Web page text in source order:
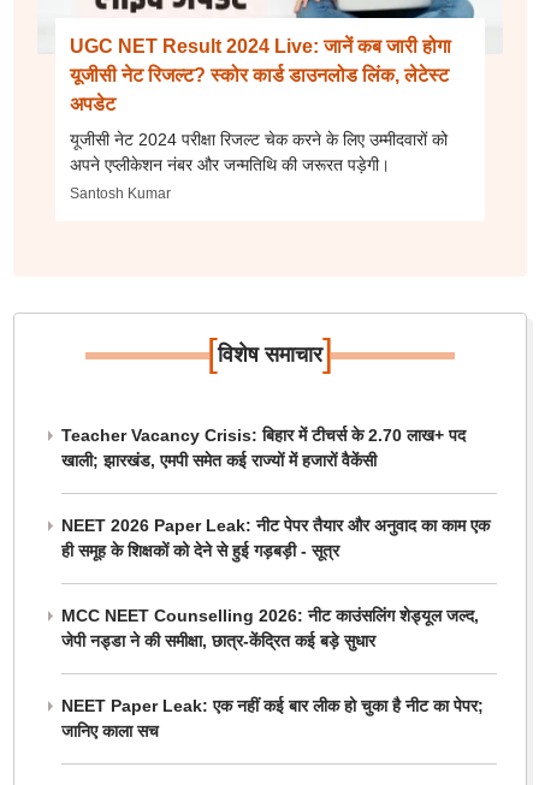
UGC NET Result 2024 Live: जानें कब जारी होगा
यूजीसी नेट रिजल्ट? स्कोर कार्ड डाउनलोड लिंक, लेटेस्ट
अपडेट
यूजीसी नेट 2024 परीक्षा रिजल्ट चेक करने के लिए उम्मीदवारों को
अपने एप्लीकेशन नंबर और जन्मतिथि की जरूरत पड़ेगी।
Santosh Kumar
[विशेष समाचार]
Teacher Vacancy Crisis: बिहार में टीचर्स के 2.70 लाख+ पद
खाली; झारखंड, एमपी समेत कई राज्यों में हजारों वैकेंसी
NEET 2026 Paper Leak: नीट पेपर तैयार और अनुवाद का काम एक
ही समूह के शिक्षकों को देने से हुई गड़बड़ी - सूत्र
MCC NEET Counselling 2026: नीट काउंसलिंग शेड्यूल जल्द,
जेपी नड्डा ने की समीक्षा, छात्र-केंद्रित कई बड़े सुधार
NEET Paper Leak: एक नहीं कई बार लीक हो चुका है नीट का पेपर;
जानिए काला सच